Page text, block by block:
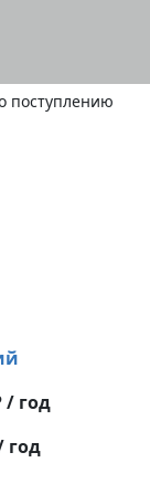
поступлению
/ год
год